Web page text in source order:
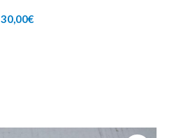
30,00€